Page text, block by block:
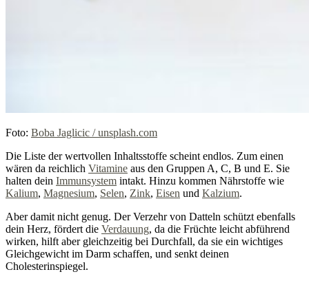
Foto: Boba Jaglicic / unsplash.com
Die Liste der wertvollen Inhaltsstoffe scheint endlos. Zum einen
wären da reichlich Vitamine aus den Gruppen A, C, B und E. Sie
halten dein Immunsystem intakt. Hinzu kommen Nährstoffe wie
Kalium, Magnesium, Selen, Zink, Eisen und Kalzium.
Aber damit nicht genug. Der Verzehr von Datteln schützt ebenfalls
dein Herz, fördert die Verdauung, da die Früchte leicht abführend
wirken, hilft aber gleichzeitig bei Durchfall, da sie ein wichtiges
Gleichgewicht im Darm schaffen, und senkt deinen
Cholesterinspiegel.